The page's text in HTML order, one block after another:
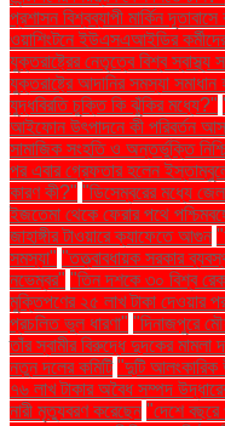
প্রশাসন বিশ্বব্যাপী মার্কিন
ওয়াশিংটনে ইউএসএআইডির কর্মীদের
যুক্তরাষ্ট্রের নেতৃত্বে বিশ্ব স্বাস্থ্য
যুক্তরাষ্ট্রে আদানির সমস্যা সমাধান
যুদ্ধবিরতি চুক্তি কি ঝুঁকির মধ্যে?"
আইফোন উৎপাদনে কী পরিবর্তন
সামাজিক সংহতি ও অন্তর্ভুক্তি
পর এবার গ্রেফতার হলেন
কারণ কী?" "ডিসেম্বরের মধ্যে
ইজতেমা থেকে ফেরার পথে
জাহাঙ্গীর টাওয়ারে ক্যাফেতে আগুন
সমস্যা" "তত্ত্বাবধায়ক সরকার
নভেম্বর" "তিন দশকে ৩০ বিশ্ব
মুক্তিপণের ২৫ লাখ টাকা দেওয়ার
প্রচলিত ভুল ধারণা" "দিনাজপুরে
তাঁর স্বামীর বিরুদ্ধে দুদকের মামলা
নতুন দলের কমিটি "দুটি আলংকারিক
৭৬ লাখ টাকার অবৈধ সম্পদ
নারী মৃত্যুবরণ করেছেন "দেশে